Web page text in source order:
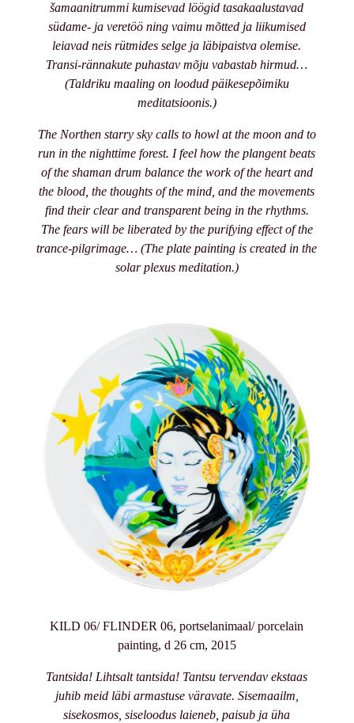
šamaanitrummi kumisevad löögid tasakaalustavad
südame- ja veretöö ning vaimu mõtted ja liikumised
leiavad neis rütmides selge ja läbipaistva olemise.
Transi-rännakute puhastav mõju vabastab hirmud…
(Taldriku maaling on loodud päikesepõimiku
meditatsioonis.)
The Northen starry sky calls to howl at the moon and to
run in the nighttime forest. I feel how the plangent beats
of the shaman drum balance the work of the heart and
the blood, the thoughts of the mind, and the movements
find their clear and transparent being in the rhythms.
The fears will be liberated by the purifying effect of the
trance-pilgrimage…(The plate painting is created in the
solar plexus meditation.)
KILD 06/ FLINDER 06, portselanimaal/ porcelain
painting, d 26 cm, 2015
Tantsida! Lihtsalt tantsida! Tantsu tervendav ekstaas
juhib meid läbi armastuse väravate. Sisemaailm,
sisekosmos, siseloodus laieneb, paisub ja üha